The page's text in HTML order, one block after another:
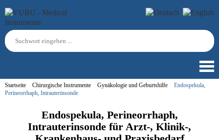
Startseite Chirurgische Instrumente Gynäkologie und Geburtshilfe
Endospekula,
Perineorrhaph, Intrauterinsonde
Endospekula, Perineorrhaph,
Intrauterinsonde für Arzt-, Klinik-,